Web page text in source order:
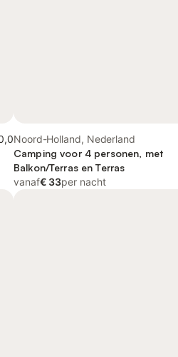
Noord-Holland, Nederland
Camping voor 4 personen, met
Balkon/Terras en Terras
vanaf€ 33per nacht